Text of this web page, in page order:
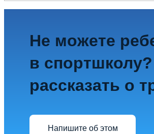
Не можете
в
рассказать о
Напишите об этом